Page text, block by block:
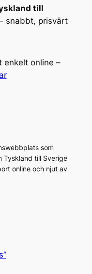
till
snabbt, prisvärt
enkelt online –
som
Tyskland till Sverige
online och njut av